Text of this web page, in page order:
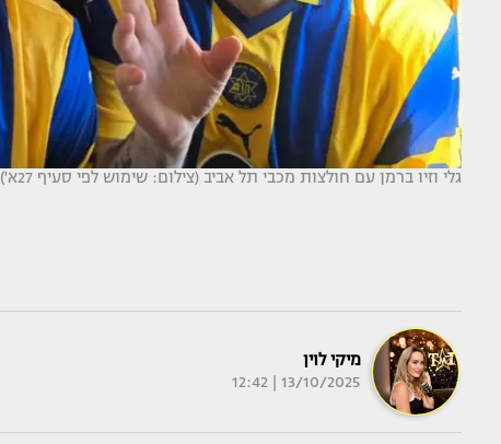
גלי וזיו ברמן עם חולצות מכבי תל אביב (צילום: שימוש לפי סעיף 27א')
מיקי לוין
13/10/2025 | 12:42